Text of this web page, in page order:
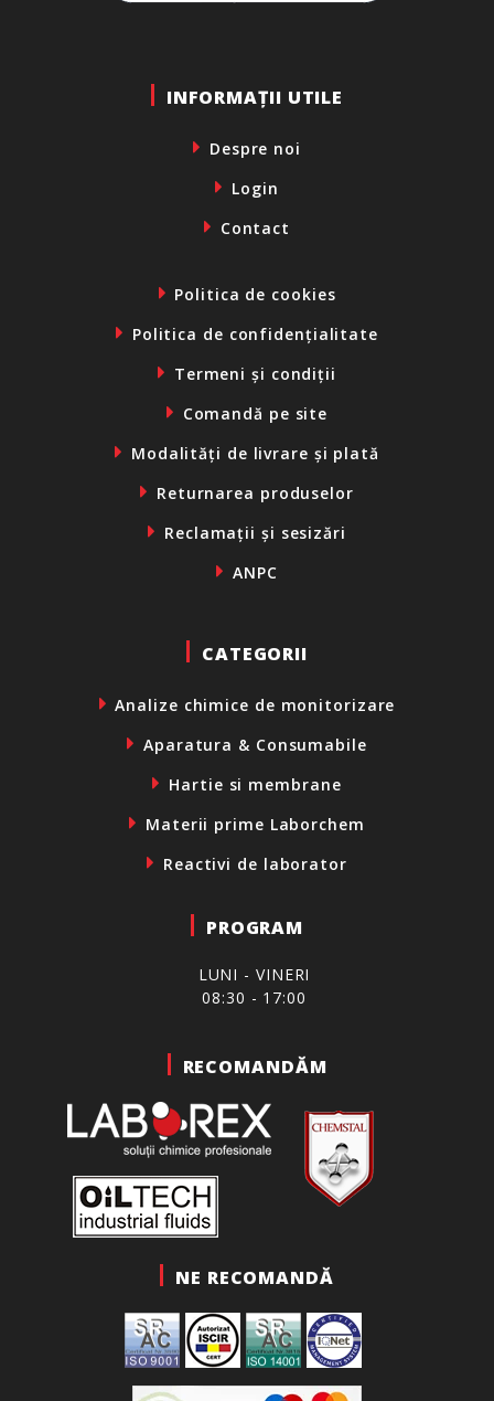
INFORMAȚII UTILE
Despre noi
Login
Contact
Politica de cookies
Politica de confidențialitate
Termeni și condiții
Comandă pe site
Modalități de livrare și plată
Returnarea produselor
Reclamații și sesizări
ANPC
CATEGORII
Analize chimice de monitorizare
Aparatura & Consumabile
Hartie si membrane
Materii prime Laborchem
Reactivi de laborator
PROGRAM
LUNI - VINERI
08:30 - 17:00
RECOMANDĂM
NE RECOMANDĂ